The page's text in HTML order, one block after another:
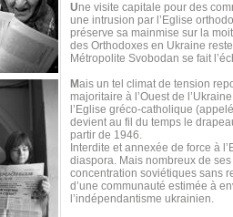
Une visite capitale pour des
une intrusion par l’Eglise
préserve sa mainmise sur la
des Orthodoxes en Ukraine
Métropolite Svobodan se fait
Mais un tel climat de tension
majoritaire à l’Ouest de
l’Eglise gréco-catholique
devient au fil du temps le
partir de 1946.
Interdite et annexée de force à
diaspora. Mais nombreux de
concentration soviétiques sans
d’une communauté estimée à
l’indépendantisme ukrainien.